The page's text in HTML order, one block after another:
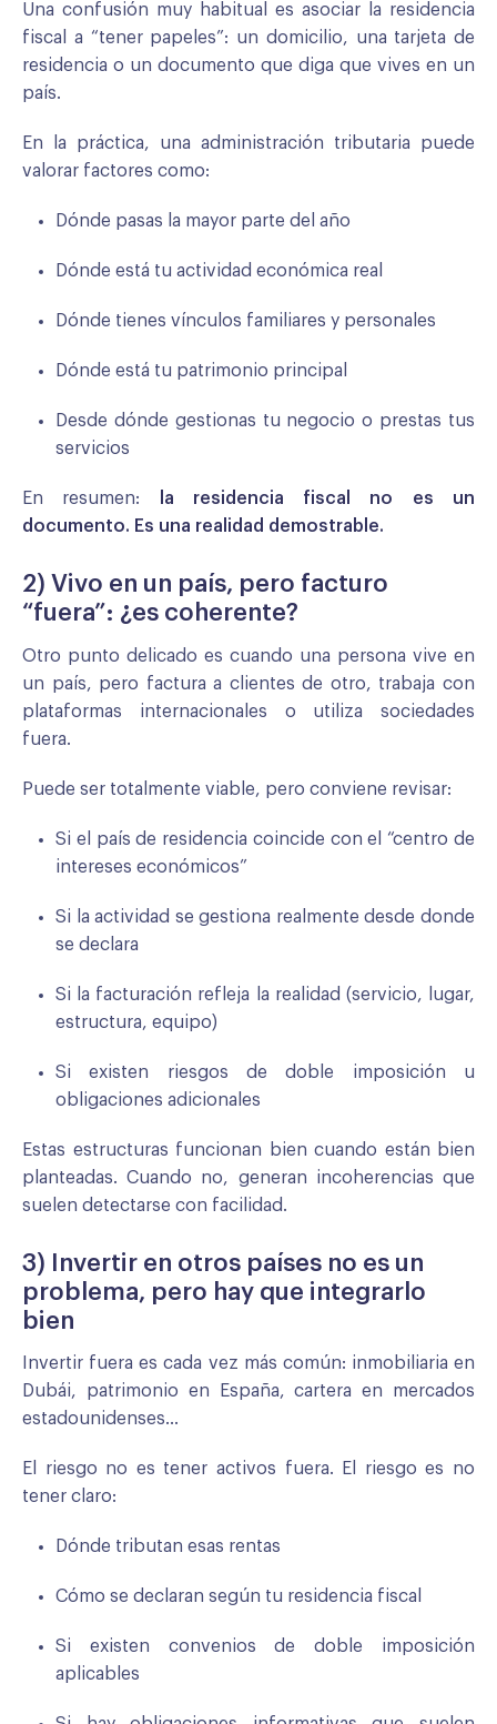
Una confusión muy habitual es asociar la residencia
fiscal a “tener papeles”: un domicilio, una tarjeta de
residencia o un documento que diga que vives en un
país.
En la práctica, una administración tributaria puede
valorar factores como:
Dónde pasas la mayor parte del año
Dónde está tu actividad económica real
Dónde tienes vínculos familiares y personales
Dónde está tu patrimonio principal
Desde dónde gestionas tu negocio o prestas tus
servicios
En resumen:
la residencia fiscal no es un
documento. Es una realidad demostrable.
2) Vivo en un país, pero facturo
“fuera”: ¿es coherente?
Otro punto delicado es cuando una persona vive en
un país, pero factura a clientes de otro, trabaja con
plataformas internacionales o utiliza sociedades
fuera.
Puede ser totalmente viable, pero conviene revisar:
Si el país de residencia coincide con el “centro de
intereses económicos”
Si la actividad se gestiona realmente desde donde
se declara
Si la facturación refleja la realidad (servicio, lugar,
estructura, equipo)
Si existen riesgos de doble imposición u
obligaciones adicionales
Estas estructuras funcionan bien cuando están bien
planteadas. Cuando no, generan incoherencias que
suelen detectarse con facilidad.
3) Invertir en otros países no es un
problema, pero hay que integrarlo
bien
Invertir fuera es cada vez más común: inmobiliaria en
Dubái, patrimonio en España, cartera en mercados
estadounidenses…
El riesgo no es tener activos fuera. El riesgo es no
tener claro:
Dónde tributan esas rentas
Cómo se declaran según tu residencia fiscal
Si existen convenios de doble imposición
aplicables